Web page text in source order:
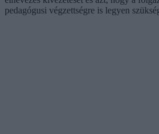
pedagógusi végzettségre is legyen